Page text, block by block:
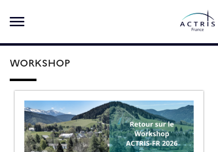
content
WORKSHOP